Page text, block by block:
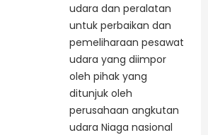
udara dan peralatan
untuk perbaikan dan
pemeliharaan pesawat
udara yang diimpor
oleh pihak yang
ditunjuk oleh
perusahaan angkutan
udara Niaga nasional